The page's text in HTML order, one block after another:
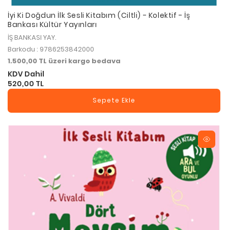
İyi Ki Doğdun İlk Sesli Kitabım (Ciltli) - Kolektif - İş
Bankası Kültür Yayınları
İŞ BANKASI YAY.
Barkodu : 9786253842000
1.500,00 TL üzeri kargo bedava
KDV Dahil
520,00 TL
Sepete Ekle